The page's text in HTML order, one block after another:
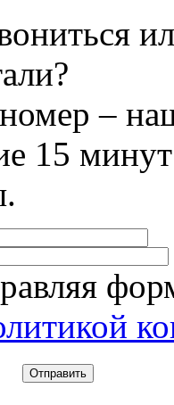
–
15
Отправить